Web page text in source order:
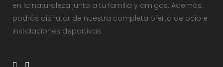
en la naturaleza junto a tu familia y amigos. Además,
podrás disfrutar de nuestra completa oferta de ocio e
instalaciones deportivas.